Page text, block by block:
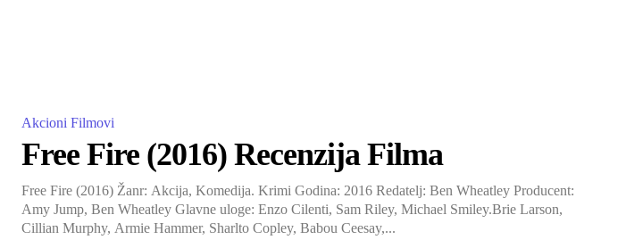
Akcioni Filmovi
Free Fire (2016) Recenzija Filma
Free Fire (2016) Žanr: Akcija, Komedija. Krimi Godina: 2016 Redatelj: Ben Wheatley Producent:
Amy Jump, Ben Wheatley Glavne uloge: Enzo Cilenti, Sam Riley, Michael Smiley.Brie Larson,
Cillian Murphy, Armie Hammer, Sharlto Copley, Babou Ceesay,...